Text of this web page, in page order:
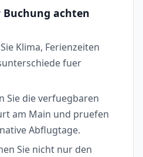
Buchung achten
Klima, Ferienzeiten
fuer
Sie die verfuegbaren
am Main und pruefen
Abflugtage.
Sie nicht nur den